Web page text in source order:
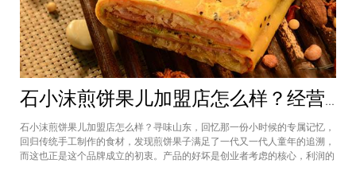
石小沫煎饼果儿加盟店怎么样？经营煎饼果子店利润如何
石小沫煎饼果儿加盟店怎么样？寻味山东，回忆那一份小时候的专属记忆，
回归传统手工制作的食材，发现煎饼果子满足了一代又一代人童年的追溯，
而这也正是这个品牌成立的初衷。产品的好坏是创业者考虑的核心，利润的